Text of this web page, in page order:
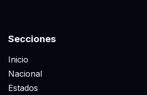
Secciones
Inicio
Nacional
Estados